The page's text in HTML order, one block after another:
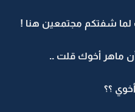
لما شفتكم مجتمعين هنا !
أن ماهر أخوك قلت ..
؟؟